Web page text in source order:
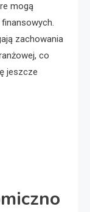
mogą
zachowania
co
jeszcze